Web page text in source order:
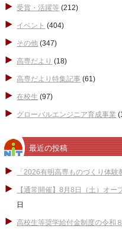
受賞・活躍等 (212)
イベント (404)
その他 (347)
高専だより (18)
高専だより特集記事 (61)
在校生 (97)
グローバルエンジニア育成事業
最近の投稿
「2026有明高専ものづくり体
【通常開催】8月8日（土）オ
日
高校生等奨学給付金制度の令和